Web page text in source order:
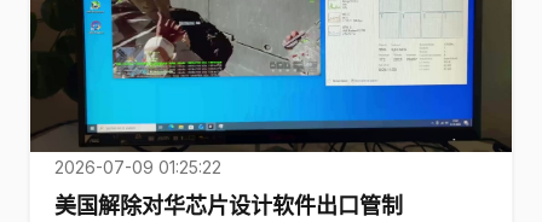
2026-07-09 01:25:22
美国解除对华芯片设计软件出口管制